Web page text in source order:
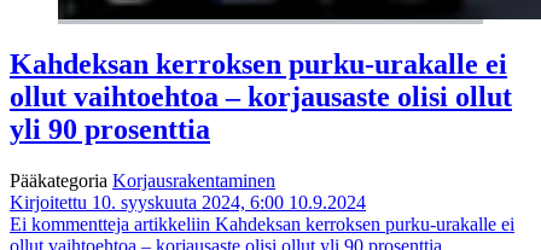
Kahdeksan kerroksen purku-urakalle ei
ollut vaihtoehtoa – korjausaste olisi ollut
yli 90 prosenttia
Pääkategoria Korjausrakentaminen
Kirjoitettu 10. syyskuuta 2024, 6:00 10.9.2024
Ei kommentteja artikkeliin Kahdeksan kerroksen purku-urakalle ei